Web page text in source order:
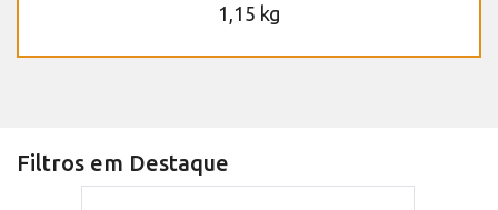
1,15 kg
Filtros em Destaque